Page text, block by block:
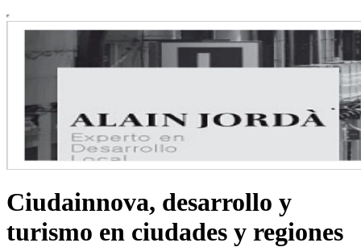
Ciudainnova, desarrollo y
turismo en ciudades y regiones